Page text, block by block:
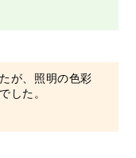
が、照明の色彩
した。